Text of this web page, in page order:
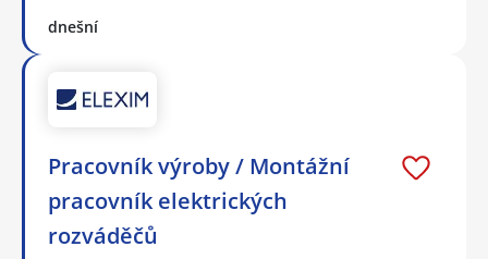
dnešní
Pracovník výroby / Montážní
pracovník elektrických
rozváděčů